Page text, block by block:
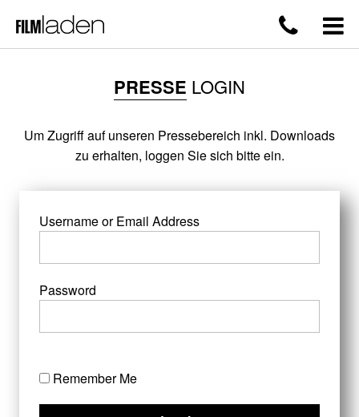
PRESSE LOGIN
Um Zugriff auf unseren Pressebereich inkl. Downloads
zu erhalten, loggen Sie sich bitte ein.
Username or Email Address
Password
Remember Me